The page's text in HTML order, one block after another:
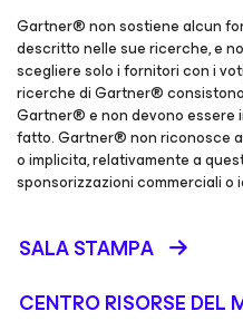
Gartner® non sostiene alcun
descritto nelle sue ricerche, e
scegliere solo i fornitori con i
ricerche di Gartner®
Gartner® e non devono
fatto. Gartner® non riconosce
o implicita, relativamente a
sponsorizzazioni commerciali
SALA STAMPA
CENTRO RISORSE DEL